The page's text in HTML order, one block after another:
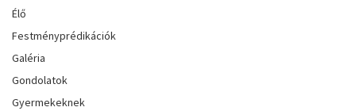
Élő
Festményprédikációk
Galéria
Gondolatok
Gyermekeknek